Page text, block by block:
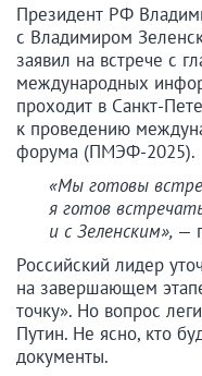
Президент РФ
с Владимиром
заявил на встрече с
международных
проходит в Санкт-
к проведению
форума (ПМЭФ-2025).
«Мы готовы
я готов
и с Зеленским», —
Российский лидер
на завершающем
точку». Но вопрос
Путин. Не ясно, кто
документы.